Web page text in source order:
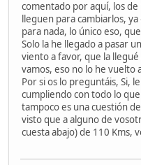
comentado por aquí, los
lleguen para cambiarlos,
para nada, lo único eso,
Solo la he llegado a pasar
viento a favor, que la
vamos, eso no lo he vuelto
Por si os lo preguntáis, Si,
cumpliendo con todo lo
tampoco es una cuestión
visto que a alguno de
cuesta abajo) de 110 Kms,